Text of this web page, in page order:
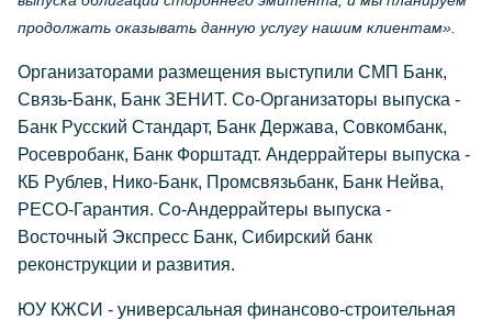
продолжать оказывать данную услугу нашим клиентам».
Организаторами размещения выступили СМП Банк,
Связь-Банк, Банк ЗЕНИТ. Со-Организаторы выпуска -
Банк Русский Стандарт, Банк Держава, Совкомбанк,
Росевробанк, Банк Форштадт. Андеррайтеры выпуска -
КБ Рублев, Нико-Банк, Промсвязьбанк, Банк Нейва,
РЕСО-Гарантия. Со-Андеррайтеры выпуска -
Восточный Экспресс Банк, Сибирский банк
реконструкции и развития.
ЮУ КЖСИ - универсальная финансово-строительная